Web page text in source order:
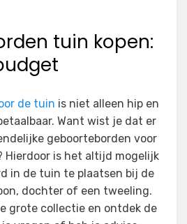
tuin kopen:
de tuin is niet alleen hip en
Want wist je dat er
geboorteborden voor
Hierdoor is het altijd mogelijk
in de tuin te plaatsen bij de
dochter of een tweeling.
grote collectie en ontdek de